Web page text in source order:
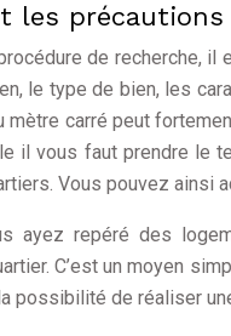
les précautions
de recherche,
le type de bien, les
mètre carré peut
il vous faut prendre le
Vous pouvez ainsi
ayez repéré des
C’est un moyen
possibilité de réaliser